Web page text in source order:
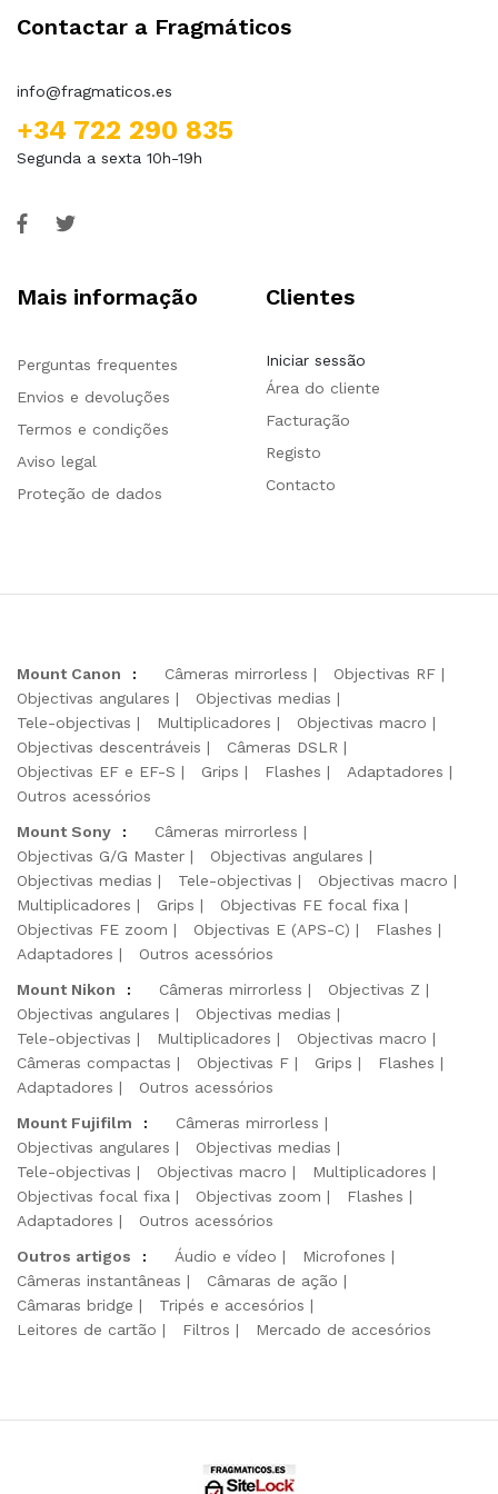
Contactar a Fragmáticos
info@fragmaticos.es
+34 722 290 835
Segunda a sexta 10h-19h
Mais informação
Perguntas frequentes
Envios e devoluções
Termos e condições
Aviso legal
Proteção de dados
Clientes
Iniciar sessão
Área do cliente
Facturação
Registo
Contacto
Mount Canon : Câmeras mirrorless
Objectivas RF
Objectivas angulares
Objectivas medias
Tele-objectivas
Multiplicadores
Objectivas macro
Objectivas descentráveis
Câmeras DSLR
Objectivas EF e EF-S
Grips Flashes
Adaptadores
Outros acessórios
Mount Sony
:
Câmeras mirrorless
Objectivas G/G Master
Objectivas angulares
Objectivas medias
Tele-objectivas
Objectivas macro
Multiplicadores
Grips
Objectivas FE focal fixa
Objectivas FE zoom
Objectivas E (APS-C)
Flashes
Adaptadores
Outros acessórios
Mount Nikon
: Câmeras mirrorless
Objectivas Z
Objectivas angulares
Objectivas medias
Tele-objectivas
Multiplicadores
Objectivas macro
Câmeras compactas
Objectivas F Grips
Flashes
Adaptadores
Outros acessórios
Mount Fujifilm
:
Câmeras mirrorless
Objectivas angulares
Objectivas medias
Tele-objectivas
Objectivas macro
Multiplicadores
Objectivas focal fixa
Objectivas zoom
Flashes
Adaptadores
Outros acessórios
Outros artigos
: Áudio e vídeo
Microfones
Câmeras instantâneas
Câmaras de ação
Câmaras bridge
Tripés e accesórios
Leitores de cartão
Filtros Mercado de accesórios